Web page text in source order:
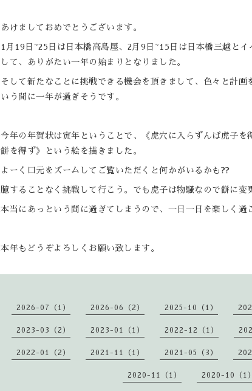
あけましておめでとうございます。
1月19日~25日は日本橋高島屋、2月9日~15日は日本橋三越と
して、ありがたい一年の始まりとなりました。
そして新たなことに挑戦できる機会を頂きまして、色々と計画
いう間に一年が過ぎそうです。
今年の年賀状は寅年ということで、《虎穴に入らずんば虎子を
餅を得ず》という絵を描きました。
よーく口元をズームしてご覧いただくと何かがいるかも??
臆することなく挑戦して行こう。でも虎子は物騒なので餅に変
本当にあっという間に過ぎてしまうので、一日一日を楽しく過
本年もどうぞよろしくお願い致します。
2026-07（1） 2026-06（2） 2025-10（1）
2023-03（2） 2023-01（1） 2022-12（1）
2022-01（2） 2021-11（1） 2021-05（3）
2020-11（1） 2020-10（1